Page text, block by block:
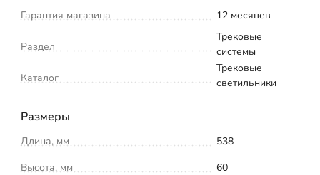
Гарантия магазина
12 месяцев
Раздел
Трековые
системы
Каталог
Трековые
светильники
Размеры
Длина, мм
538
Высота, мм
60